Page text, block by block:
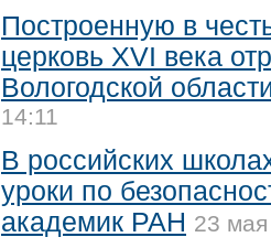
Построенную в
церковь XVI века
Вологодской
14:11
В российских
уроки по
академик РАН 23